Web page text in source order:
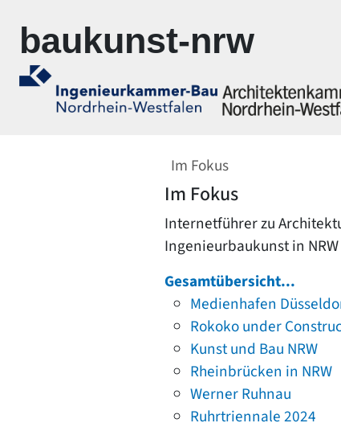
baukunst-nrw
Im Fokus
Im Fokus
Internetführer zu
Ingenieurbaukunst in NRW
Gesamtübersicht...
Medienhafen
Rokoko under
Kunst und Bau NRW
Rheinbrücken in NRW
Werner Ruhnau
Ruhrtriennale 2024